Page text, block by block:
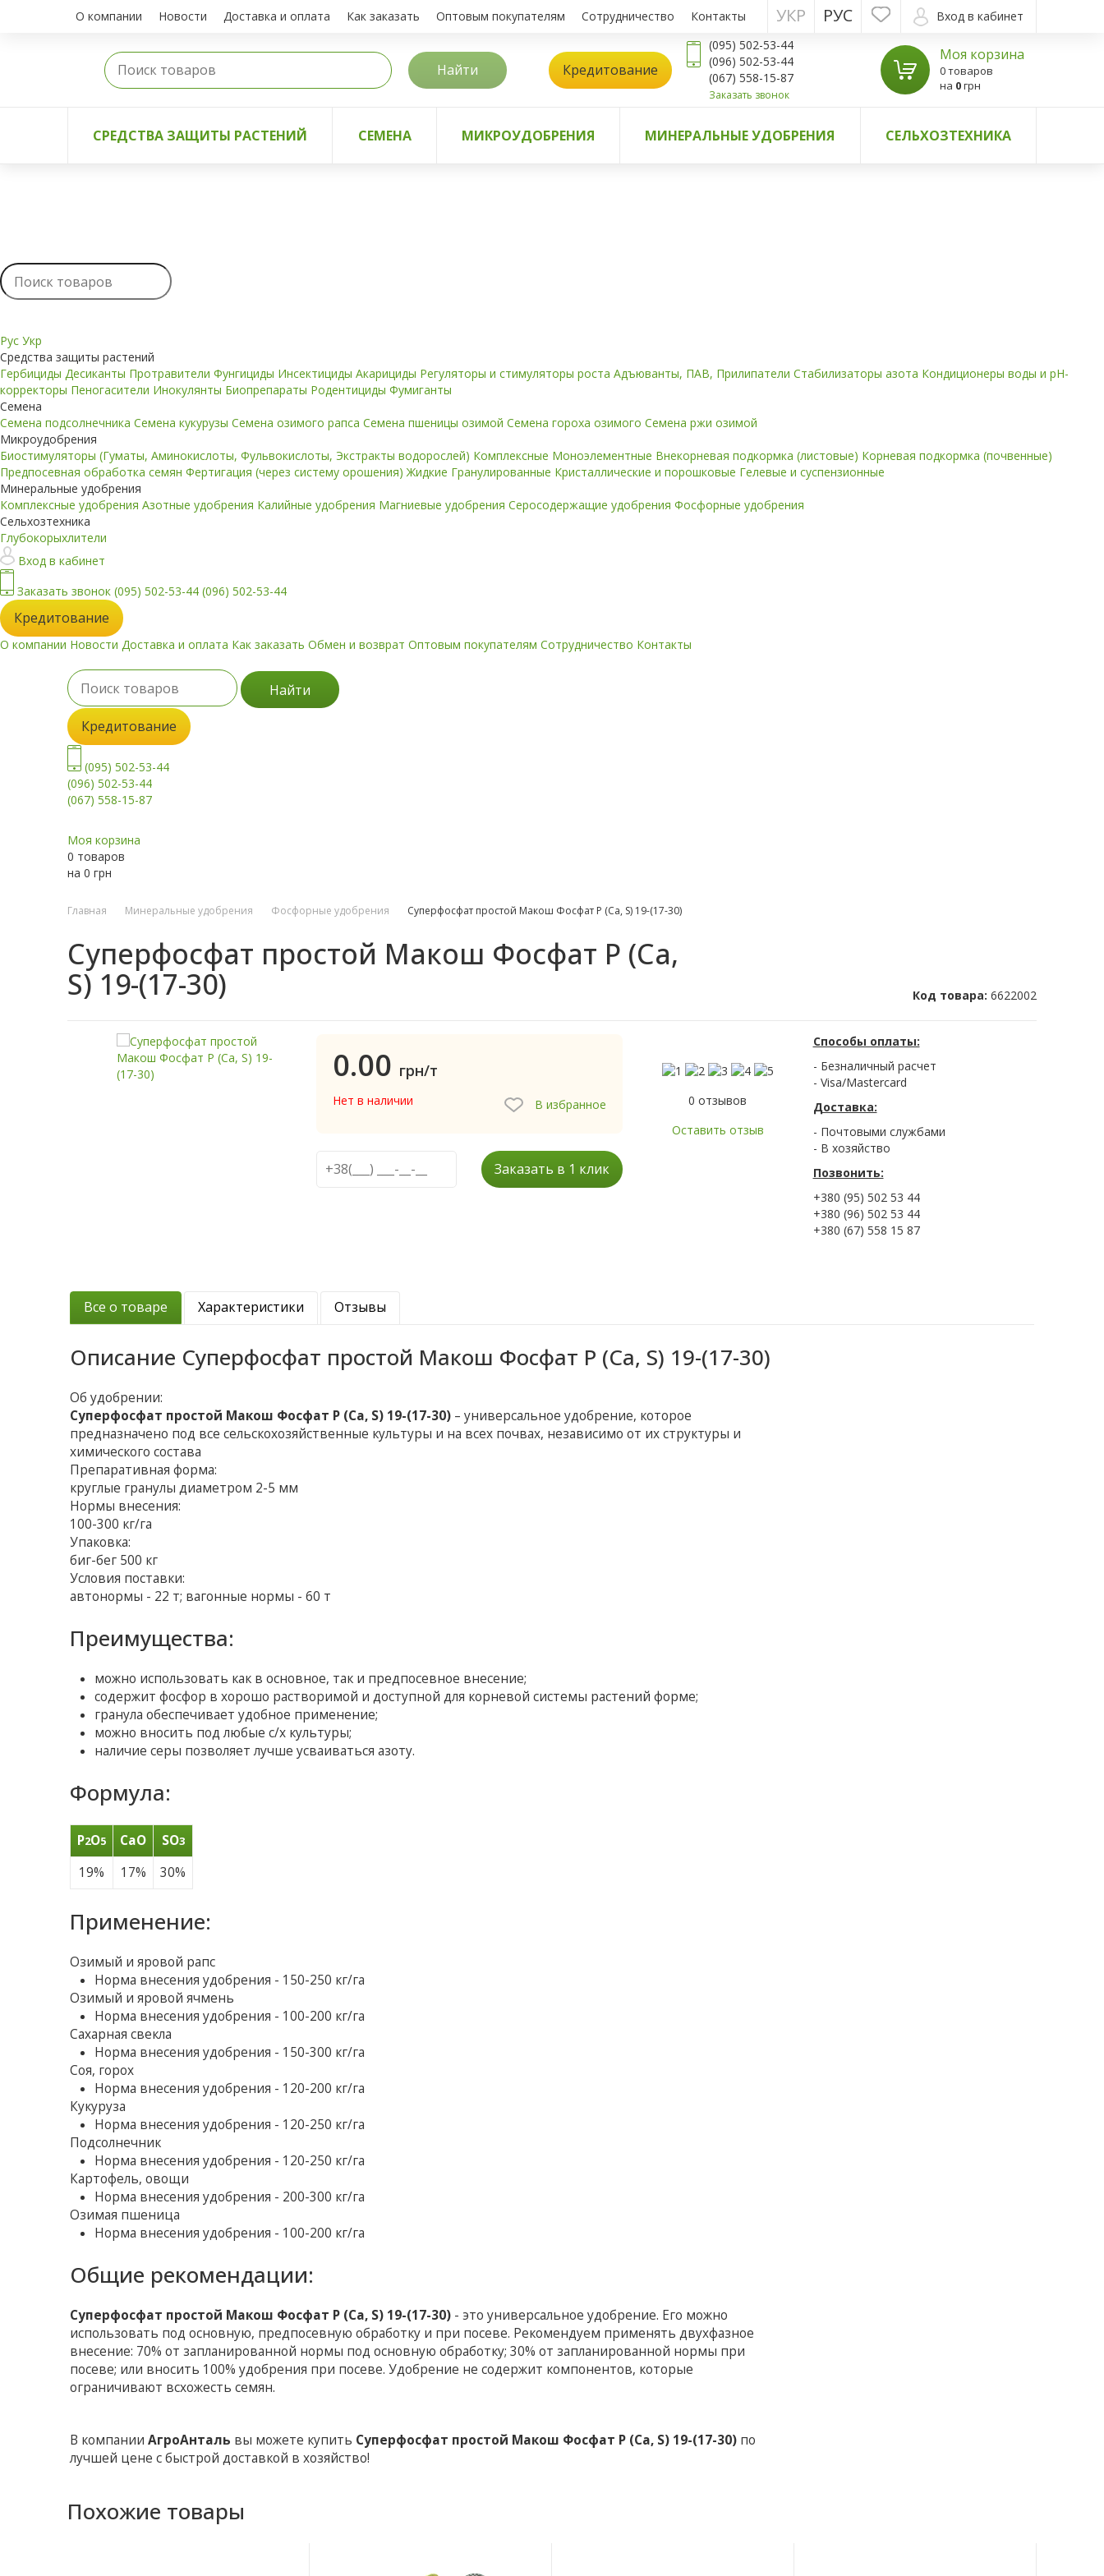
О компании Новости Доставка и оплата Как заказать Оптовым покупателям Сотрудничество Контакты Вход в кабинет
РУС
УКР
Найти Кредитование
(095) 502-53-44
(096) 502-53-44
(067) 558-15-87
Заказать звонок
Моя корзина
0 товаров
на 0грн
СРЕДСТВА ЗАЩИТЫ РАСТЕНИЙ СЕМЕНА МИКРОУДОБРЕНИЯ МИНЕРАЛЬНЫЕ УДОБРЕНИЯ СЕЛЬХОЗТЕХНИКА
Рус Укр
Средства защиты растений
Гербициды Десиканты Протравители Фунгициды Инсектициды Акарициды Регуляторы и стимуляторы роста Адъюванты, ПАВ, Прилипатели Стабилизаторы азота Кондиционеры воды и pH-
корректоры Пеногасители Инокулянты Биопрепараты Родентициды Фумиганты
Семена
Семена подсолнечника Семена кукурузы Семена озимого рапса Семена пшеницы озимой Семена гороха озимого Семена ржи озимой
Микроудобрения
Биостимуляторы (Гуматы, Аминокислоты, Фульвокислоты, Экстракты водорослей) Комплексные Моноэлементные Внекорневая подкормка (листовые) Корневая подкормка (почвенные)
Предпосевная обработка семян Фертигация (через систему орошения)Жидкие Гранулированные Кристаллические и порошковые Гелевые и суспензионные
Минеральные удобрения
Комплексные удобрения Азотные удобрения Калийные удобрения Магниевые удобрения Серосодержащие удобрения Фосфорные удобрения
Сельхозтехника
Глубокорыхлители
Вход в кабинет
Заказать звонок (095) 502-53-44 (096) 502-53-44
Кредитование
О компании Новости Доставка и оплата Как заказать Обмен и возврат Оптовым покупателям Сотрудничество Контакты
Найти
Кредитование
(095) 502-53-44
(096) 502-53-44
(067) 558-15-87
Моя корзина
0 товаров
на 0 грн
Главная Минеральные удобрения Фосфорные удобрения Суперфосфат простой Макош Фосфат P (Ca, S) 19-(17-30)
Суперфосфат простой Макош Фосфат P (Ca,
S) 19-(17-30)
Код товара: 6622002
0.00 грн/т
Нет в наличии В избранное
0 отзывов
Оставить отзыв
Заказать в 1 клик
Способы оплаты:
- Безналичный расчет
- Visa/Mastercard
Доставка:
- Почтовыми службами
- В хозяйство
Позвонить:
+380 (95) 502 53 44
+380 (96) 502 53 44
+380 (67) 558 15 87
Все о товаре Характеристики Отзывы
Описание Суперфосфат простой Макош Фосфат P (Ca, S) 19-(17-30)
Об удобрении:
Суперфосфат простой Макош Фосфат P (Ca, S) 19-(17-30) – универсальное удобрение, которое
предназначено под все сельскохозяйственные культуры и на всех почвах, независимо от их структуры и
химического состава
Препаративная форма:
круглые гранулы диаметром 2-5 мм
Нормы внесения:
100-300 кг/га
Упаковка:
биг-бег 500 кг
Условия поставки:
автонормы - 22 т; вагонные нормы - 60 т
Преимущества:
можно использовать как в основное, так и предпосевное внесение;
содержит фосфор в хорошо растворимой и доступной для корневой системы растений форме;
гранула обеспечивает удобное применение;
можно вносить под любые с/х культуры;
наличие серы позволяет лучше усваиваться азоту.
Формула:
P2O5 CaO SO3
19% 17% 30%
Применение:
Озимый и яровой рапс
Норма внесения удобрения - 150-250 кг/га
Озимый и яровой ячмень
Норма внесения удобрения - 100-200 кг/га
Сахарная свекла
Норма внесения удобрения - 150-300 кг/га
Соя, горох
Норма внесения удобрения - 120-200 кг/га
Кукуруза
Норма внесения удобрения - 120-250 кг/га
Подсолнечник
Норма внесения удобрения - 120-250 кг/га
Картофель, овощи
Норма внесения удобрения - 200-300 кг/га
Озимая пшеница
Норма внесения удобрения - 100-200 кг/га
Общие рекомендации:
Суперфосфат простой Макош Фосфат P (Ca, S) 19-(17-30) - это универсальное удобрение. Его можно
использовать под основную, предпосевную обработку и при посеве. Рекомендуем применять двухфазное
внесение: 70% от запланированной нормы под основную обработку; 30% от запланированной нормы при
посеве; или вносить 100% удобрения при посеве. Удобрение не содержит компонентов, которые
ограничивают всхожесть семян.
В компанииАгроАнталь вы можете купить Суперфосфат простой Макош Фосфат P (Ca, S) 19-(17-30) по
лучшей цене с быстрой доставкой в хозяйство!
Похожие товары